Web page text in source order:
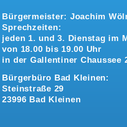
Bürgermeister: Joachim
Sprechzeiten:
jeden 1. und 3. Dienstag im
von 18.00 bis 19.00 Uhr
in der Gallentiner Chaussee
Bürgerbüro Bad Kleinen:
Steinstraße 29
23996 Bad Kleinen